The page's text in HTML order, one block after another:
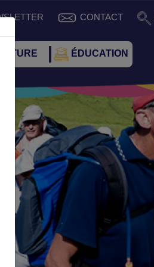
CONTACT
ÉDUCATION